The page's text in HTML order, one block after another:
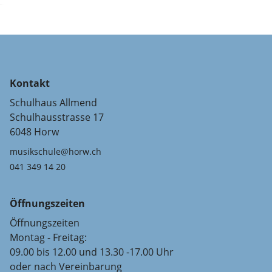
Kontakt
Schulhaus Allmend
Schulhausstrasse 17
6048 Horw
musikschule@horw.ch
041 349 14 20
Öffnungszeiten
Öffnungszeiten
Montag - Freitag:
09.00 bis 12.00 und 13.30 -17.00 Uhr
oder nach Vereinbarung